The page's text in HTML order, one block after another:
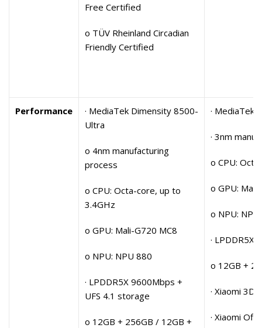
Free Certified
o TÜV Rheinland Circadian
Friendly Certified
Performance
· MediaTek Dimensity 8500-
Ultra
o 4nm manufacturing
process
o CPU: Octa-core, up to
3.4GHz
o GPU: Mali-G720 MC8
o NPU: NPU 880
· LPDDR5X 9600Mbps +
UFS 4.1 storage
o 12GB + 256GB / 12GB +
· MediaTek
· 3nm
o CPU:
o GPU: Mali
o NPU:
· LPDDR5X
o 12GB +
· Xiaomi 3D
· Xiaomi